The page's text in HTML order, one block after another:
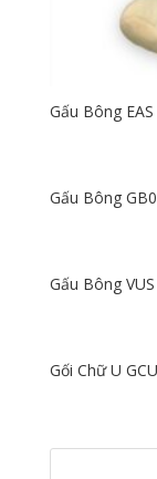
Gấu Bông EAS
Gấu Bông
Gấu Bông VUS
Gối Chữ U